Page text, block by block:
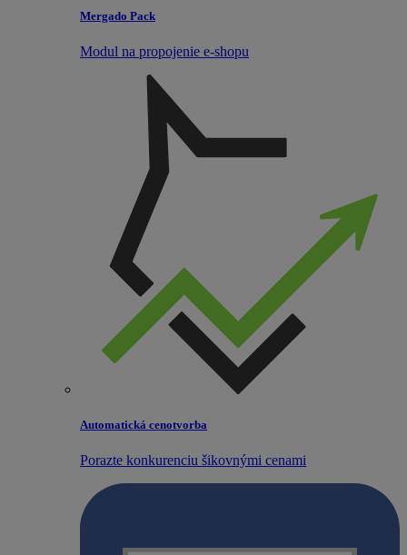
Mergado Pack
Modul na propojenie e‑shopu
Automatická cenotvorba
Porazte konkurenciu šikovnými cenami